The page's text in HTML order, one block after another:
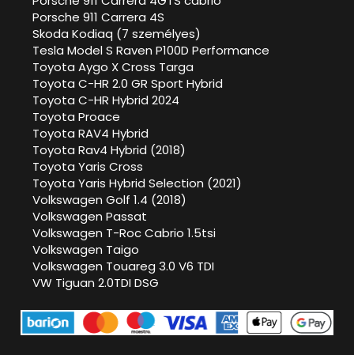
Porsche 911 Carrera 4S
Skoda Kodiaq (7 személyes)
Tesla Model S Raven P100D Performance
Toyota Aygo X Cross Targa
Toyota C-HR 2.0 GR Sport Hybrid
Toyota C-HR Hybrid 2024
Toyota Proace
Toyota RAV4 Hybrid
Toyota Rav4 Hybrid (2018)
Toyota Yaris Cross
Toyota Yaris Hybrid Selection (2021)
Volkswagen Golf 1.4 (2018)
Volkswagen Passat
Volkswagen T-Roc Cabrio 1.5tsi
Volkswagen Taigo
Volkswagen Touareg 3.0 V6 TDI
VW Tiguan 2.0TDI DSG